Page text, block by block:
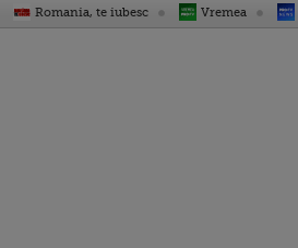
Romania, te iubesc Vremea